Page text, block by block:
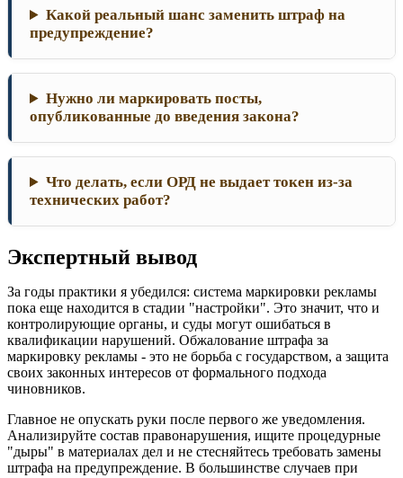
Какой реальный шанс заменить штраф на
предупреждение?
Нужно ли маркировать посты,
опубликованные до введения закона?
Что делать, если ОРД не выдает токен из-за
технических работ?
Экспертный вывод
За годы практики я убедился: система маркировки рекламы
пока еще находится в стадии "настройки". Это значит, что и
контролирующие органы, и суды могут ошибаться в
квалификации нарушений. Обжалование штрафа за
маркировку рекламы - это не борьба с государством, а защита
своих законных интересов от формального подхода
чиновников.
Главное не опускать руки после первого же уведомления.
Анализируйте состав правонарушения, ищите процедурные
"дыры" в материалах дел и не стесняйтесь требовать замены
штрафа на предупреждение. В большинстве случаев при